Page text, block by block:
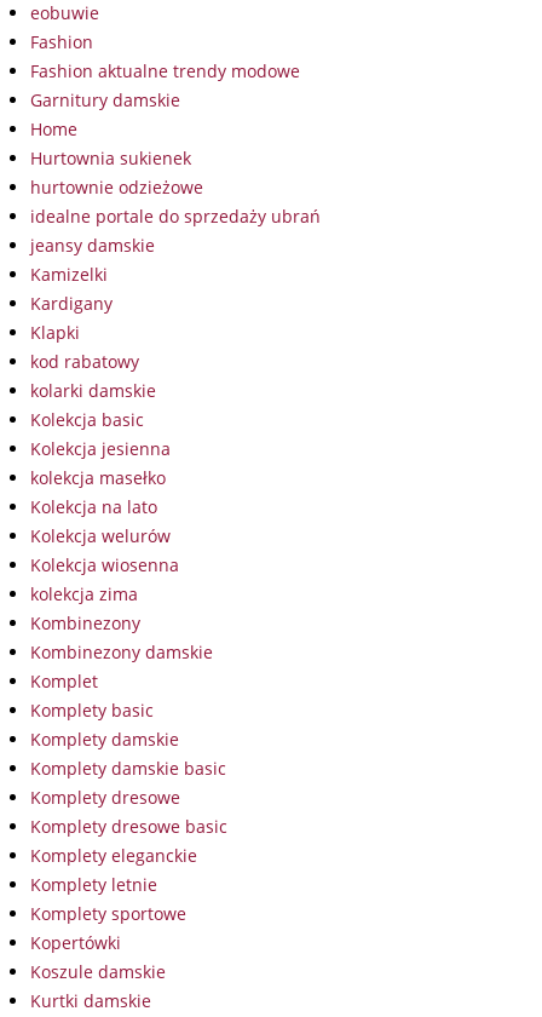
eobuwie
Fashion
Fashion aktualne trendy modowe
Garnitury damskie
Home
Hurtownia sukienek
hurtownie odzieżowe
idealne portale do sprzedaży ubrań
jeansy damskie
Kamizelki
Kardigany
Klapki
kod rabatowy
kolarki damskie
Kolekcja basic
Kolekcja jesienna
kolekcja masełko
Kolekcja na lato
Kolekcja welurów
Kolekcja wiosenna
kolekcja zima
Kombinezony
Kombinezony damskie
Komplet
Komplety basic
Komplety damskie
Komplety damskie basic
Komplety dresowe
Komplety dresowe basic
Komplety eleganckie
Komplety letnie
Komplety sportowe
Kopertówki
Koszule damskie
Kurtki damskie